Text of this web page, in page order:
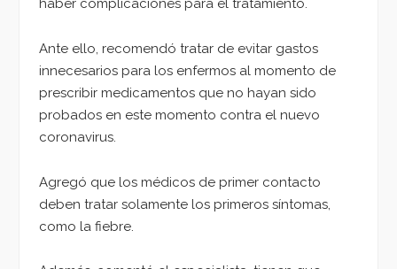
haber complicaciones para el tratamiento.
Ante ello, recomendó tratar de evitar gastos
innecesarios para los enfermos al momento de
prescribir medicamentos que no hayan sido
probados en este momento contra el nuevo
coronavirus.
Agregó que los médicos de primer contacto
deben tratar solamente los primeros síntomas,
como la fiebre.